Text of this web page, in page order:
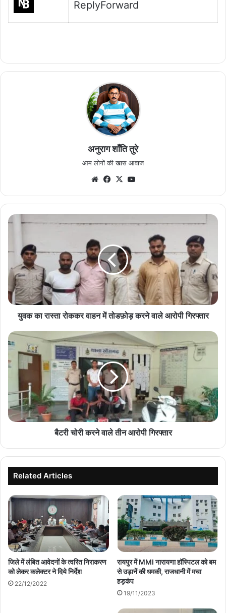
ReplyForward
अनुराग शाँति तुरे
आम लोगों की खास आवाज
WebsiteFacebook
X
युवक
रोककर
में
तोडफ़ोड़
करने
वाले
आरोपीयुवक का रास्ता रोककर वाहन में तोडफ़ोड़ करने वाले आरोपी गिरफ्तार
बैटरी
चोरी
वाले
आरोपी
गिरफ्तार
बैटरी चोरी करने वाले तीन आरोपी गिरफ्तार
Related Articles
जिले में लंबित आवेदनों के त्वरित निराकरण
को लेकर कलेक्टर ने दिये निर्देश
22/12/2022
रायपुर में MMI नारायणा हॉस्पिटल को बम
से उड़ानें की धमकी, राजधानी में मचा
हड़कंप
19/11/2023